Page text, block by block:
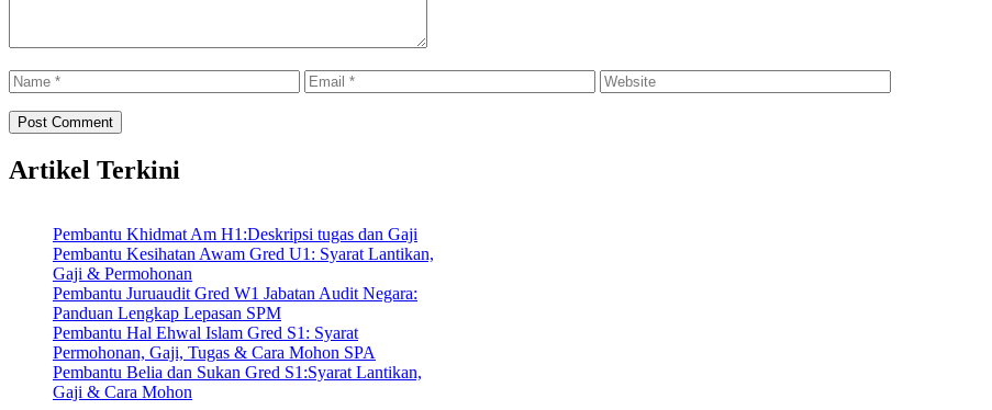
Name Email Website
Artikel Terkini
Pembantu Khidmat Am H1:Deskripsi tugas dan Gaji
Pembantu Kesihatan Awam Gred U1: Syarat Lantikan,
Gaji & Permohonan
Pembantu Juruaudit Gred W1 Jabatan Audit Negara:
Panduan Lengkap Lepasan SPM
Pembantu Hal Ehwal Islam Gred S1: Syarat
Permohonan, Gaji, Tugas & Cara Mohon SPA
Pembantu Belia dan Sukan Gred S1:Syarat Lantikan,
Gaji & Cara Mohon